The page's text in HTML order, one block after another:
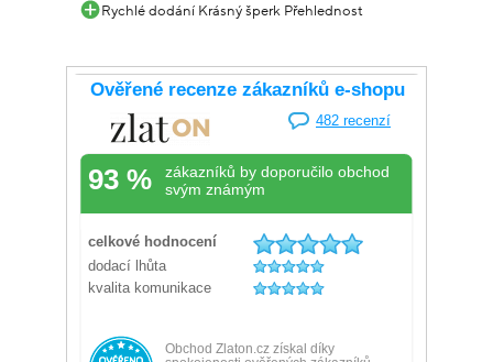
Rychlé dodání Krásný šperk Přehlednost